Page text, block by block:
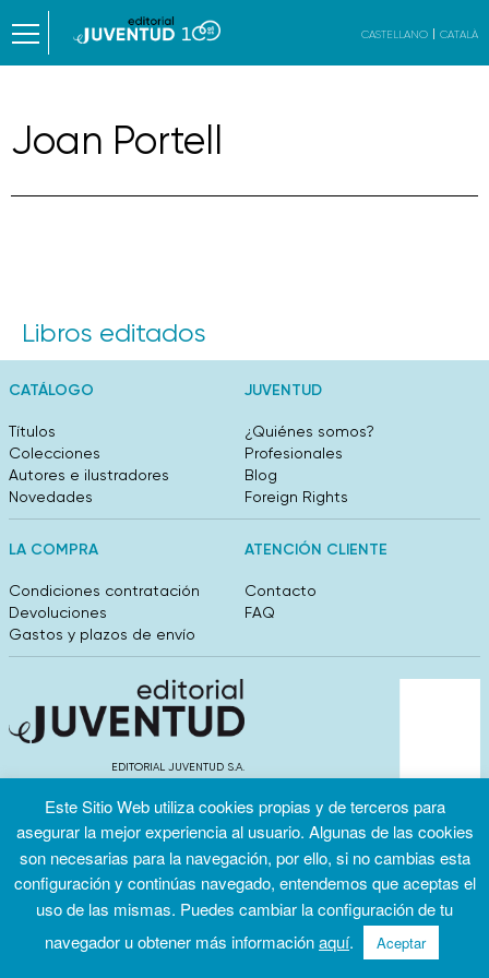
CASTELLANO CATALÀ
Joan Portell
Libros editados
CATÁLOGO
Títulos
Colecciones
Autores e ilustradores
Novedades
JUVENTUD
¿Quiénes somos?
Profesionales
Blog
Foreign Rights
LA COMPRA
Condiciones contratación
Devoluciones
Gastos y plazos de envío
ATENCIÓN CLIENTE
Contacto
FAQ
EDITORIAL JUVENTUD S.A.
info@editorialjuventud.es
Condiciones
Política de
privacidad
Política de
Este Sitio Web utiliza cookies propias y de terceros para
asegurar la mejor experiencia al usuario. Algunas de las cookies
son necesarias para la navegación, por ello, si no cambias esta
configuración y continúas navegado, entendemos que aceptas el
uso de las mismas. Puedes cambiar la configuración de tu
navegador u obtener más informaciónaquí. Aceptar